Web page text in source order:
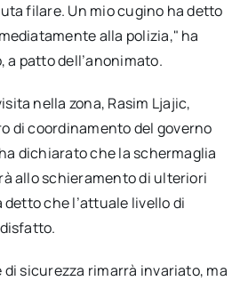
filare. Un mio cugino ha detto
alla polizia," ha
a patto dell’anonimato.
nella zona, Rasim Ljajic,
di coordinamento del governo
dichiarato che la schermaglia
allo schieramento di ulteriori
che l’attuale livello di
sicurezza rimarrà invariato, ma